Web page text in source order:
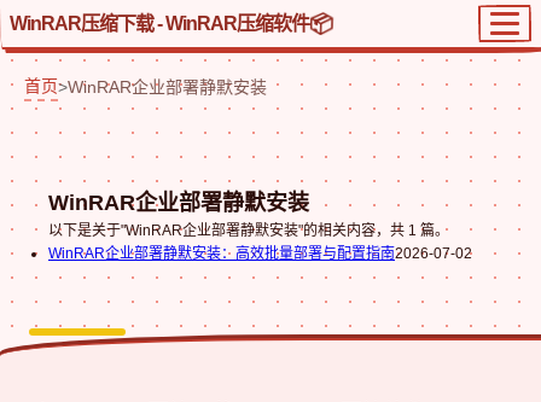
WinRAR压缩下载 - WinRAR压缩软件
首页>WinRAR企业部署静默安装
WinRAR企业部署静默安装
以下是关于"WinRAR企业部署静默安装"的相关内容，共 1 篇。
WinRAR企业部署静默安装：高效批量部署与配置指南2026-07-02